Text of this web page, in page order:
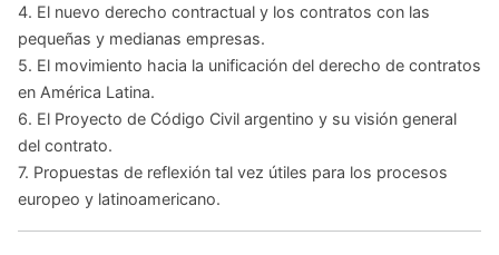
4. El nuevo derecho contractual y los contratos con las
pequeñas y medianas empresas.
5. El movimiento hacia la unificación del derecho de contratos
en América Latina.
6. El Proyecto de Código Civil argentino y su visión general
del contrato.
7. Propuestas de reflexión tal vez útiles para los procesos
europeo y latinoamericano.